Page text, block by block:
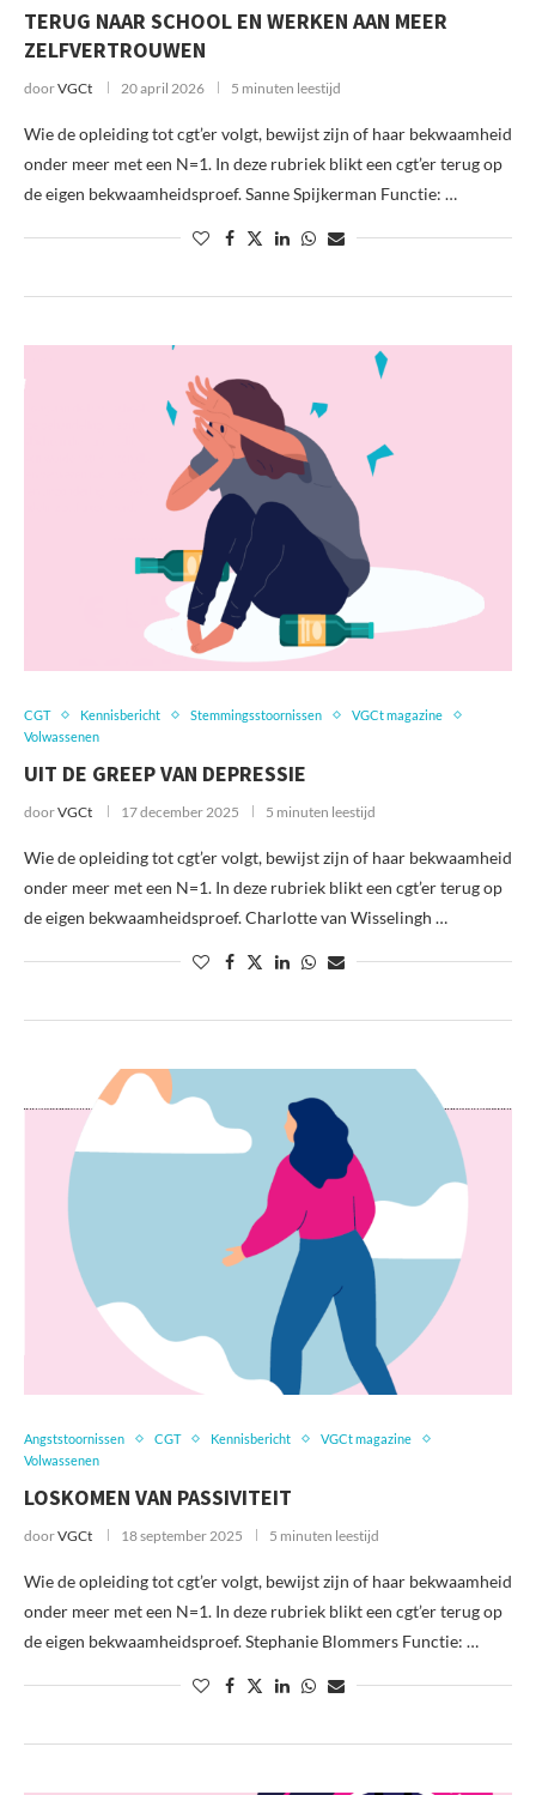
TERUG NAAR SCHOOL EN WERKEN AAN MEER
ZELFVERTROUWEN
doorVGCt 20 april 2026 5 minuten leestijd
Wie de opleiding tot cgt’er volgt, bewijst zijn of haar bekwaamheid
onder meer met een N=1. In deze rubriek blikt een cgt’er terug op
de eigen bekwaamheidsproef. Sanne Spijkerman Functie: …
CGT Kennisbericht Stemmingsstoornissen
VGCt magazine
Volwassenen
UIT DE GREEP VAN DEPRESSIE
doorVGCt 17 december 2025 5 minuten leestijd
Wie de opleiding tot cgt’er volgt, bewijst zijn of haar bekwaamheid
onder meer met een N=1. In deze rubriek blikt een cgt’er terug op
de eigen bekwaamheidsproef. Charlotte van Wisselingh …
Angststoornissen CGT Kennisbericht
VGCt magazine
Volwassenen
LOSKOMEN VAN PASSIVITEIT
doorVGCt 18 september 2025 5 minuten leestijd
Wie de opleiding tot cgt’er volgt, bewijst zijn of haar bekwaamheid
onder meer met een N=1. In deze rubriek blikt een cgt’er terug op
de eigen bekwaamheidsproef. Stephanie Blommers Functie: …